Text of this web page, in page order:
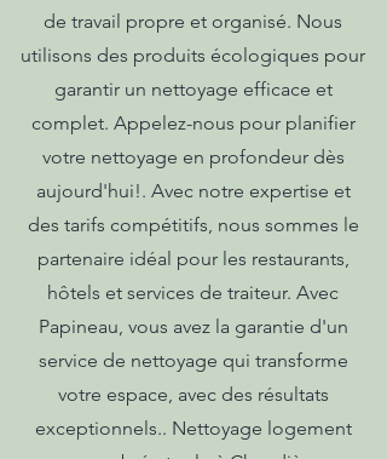
de travail propre et organisé. Nous
utilisons des produits écologiques pour
garantir un nettoyage efficace et
complet. Appelez-nous pour planifier
votre nettoyage en profondeur dès
aujourd'hui!. Avec notre expertise et
des tarifs compétitifs, nous sommes le
partenaire idéal pour les restaurants,
hôtels et services de traiteur. Avec
Papineau, vous avez la garantie d'un
service de nettoyage qui transforme
votre espace, avec des résultats
exceptionnels.. Nettoyage logement